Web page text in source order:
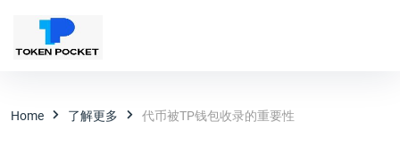
Home 了解更多 代币被TP钱包收录的重要性